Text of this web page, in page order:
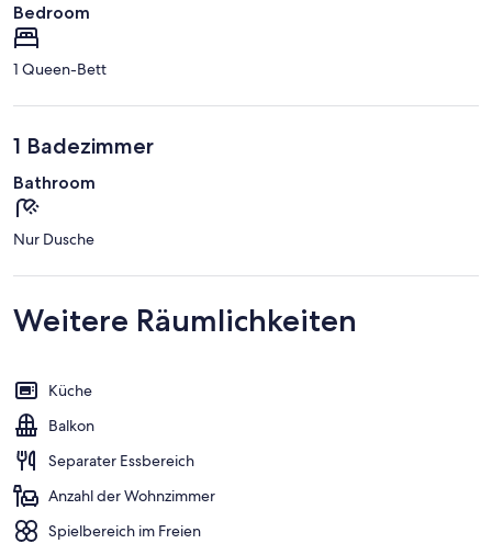
Bedroom
1 Queen-Bett
1 Badezimmer
Bathroom
Nur Dusche
Weitere Räumlichkeiten
Küche
Balkon
Separater Essbereich
Anzahl der Wohnzimmer
Spielbereich im Freien